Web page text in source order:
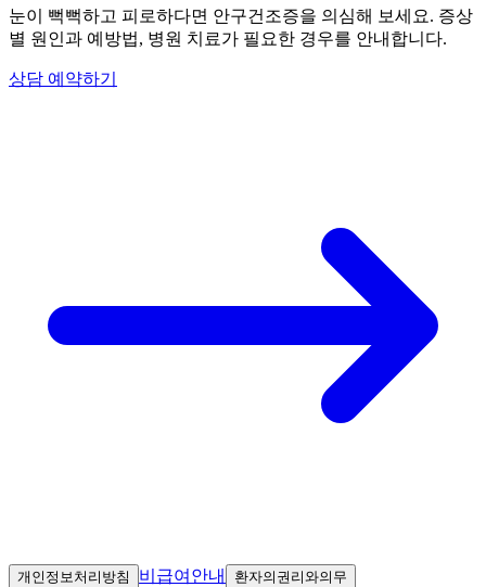
눈이 뻑뻑하고 피로하다면 안구건조증을 의심해 보세요. 증상
별 원인과 예방법, 병원 치료가 필요한 경우를 안내합니다.
상담 예약하기
개인정보처리방침 비급여안내 환자의권리와의무